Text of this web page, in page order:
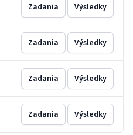
Zadania Výsledky
Zadania Výsledky
Zadania Výsledky
Zadania Výsledky